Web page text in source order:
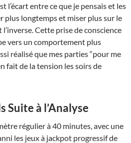
l’écart entre ce que je pensais et les
plus longtemps et miser plus sur le
Cette prise de conscience
vers un comportement plus
réalisé que mes parties “pour me
fait de la tension les soirs de
Suite à l’Analyse
régulier à 40 minutes, avec une
les jeux à jackpot progressif de